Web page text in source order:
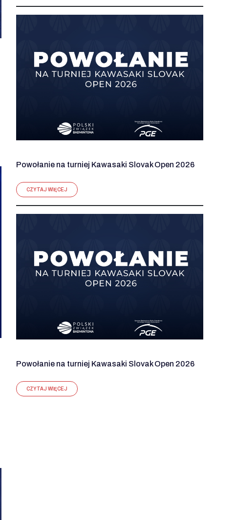
Powołanie na turniej Kawasaki Slovak Open 2026
CZYTAJ WIĘCEJ
Powołanie na turniej Kawasaki Slovak Open 2026
CZYTAJ WIĘCEJ